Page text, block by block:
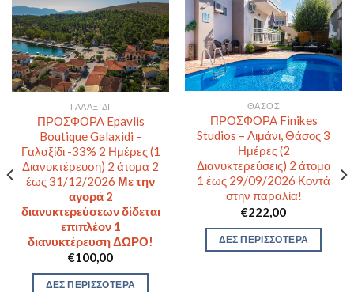
ΓΑΛΑΞΊΔΙ
ΠΡΟΣΦΟΡΑ Epavlis
Boutique Galaxidi –
Γαλαξίδι -33% 2 Ημέρες (1
Διανυκτέρευση) 2 άτομα 2
έως 31/12/2026 Με την
αγορά 2
διανυκτερεύσεων δίδεται
επιπλέον 1
διανυκτέρευση ΔΩΡΟ!
€100,00
ΔΕΣ ΠΕΡΙΣΣΟΤΕΡΑ
ΘΆΣΟΣ
ΠΡΟΣΦΟΡΑ Finikes
Studios – Λιμάνι, Θάσος 3
Ημέρες (2
Διανυκτερεύσεις) 2 άτομα
1 έως 29/09/2026 Κοντά
στην παραλία!
€222,00
ΔΕΣ ΠΕΡΙΣΣΟΤΕΡΑ